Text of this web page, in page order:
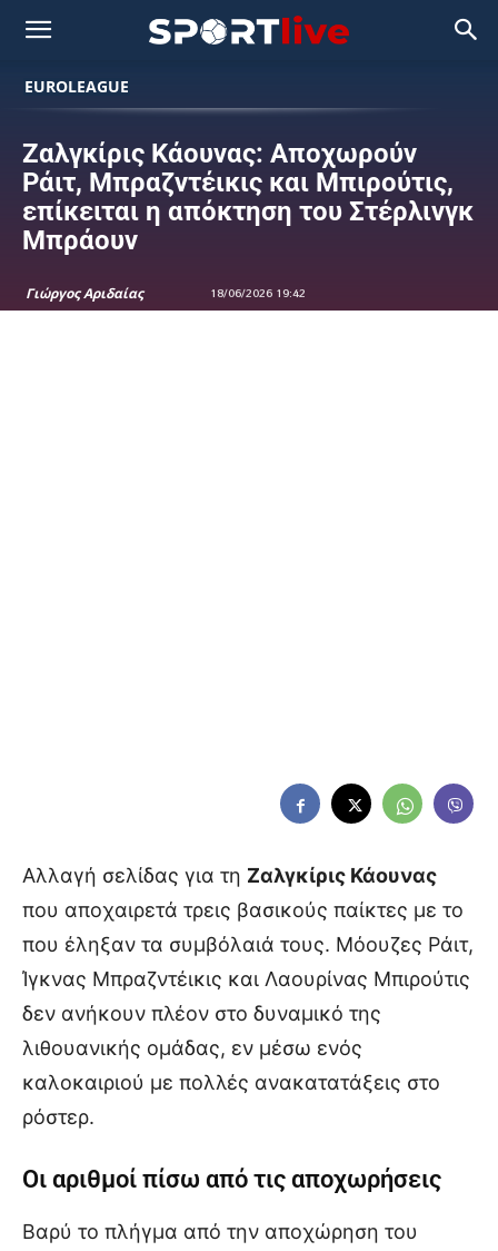
EUROLEAGUE
Ζαλγκίρις Κάουνας: Αποχωρούν
Ράιτ, Μπραζντέικις και Μπιρούτις,
επίκειται η απόκτηση του Στέρλινγκ
Μπράουν
Γιώργος Αριδαίας 18/06/2026 19:42
Αλλαγή σελίδας για τη Ζαλγκίρις Κάουνας
που αποχαιρετά τρεις βασικούς παίκτες με το
που έληξαν τα συμβόλαιά τους. Μόουζες Ράιτ,
Ίγκνας Μπραζντέικις και Λαουρίνας Μπιρούτις
δεν ανήκουν πλέον στο δυναμικό της
λιθουανικής ομάδας, εν μέσω ενός
καλοκαιριού με πολλές ανακατατάξεις στο
ρόστερ.
Οι αριθμοί πίσω από τις αποχωρήσεις
Βαρύ το πλήγμα από την αποχώρηση του